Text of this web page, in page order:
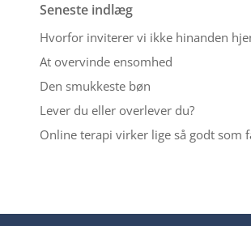
Seneste indlæg
Hvorfor inviterer vi ikke hinanden
At overvinde ensomhed
Den smukkeste bøn
Lever du eller overlever du?
Online terapi virker lige så godt som